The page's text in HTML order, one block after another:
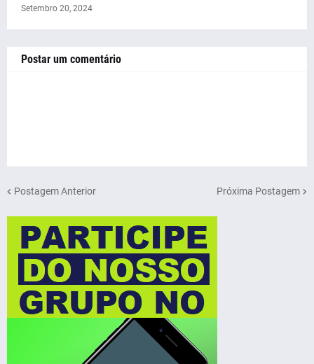
Setembro 20, 2024
Postar um comentário
Postagem Anterior Próxima Postagem